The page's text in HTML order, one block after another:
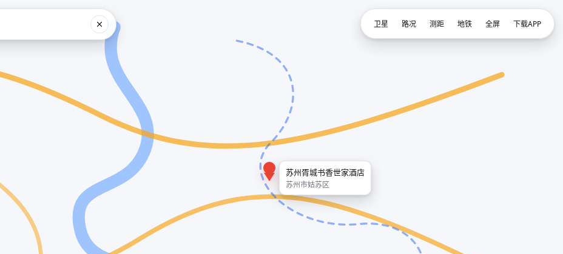
苏州胥城书香世家酒店
苏州市姑苏区
卫星 路况 测距 地铁 全屏 下载APP